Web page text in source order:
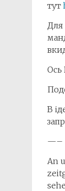
тут
Для
Ось
В
—–
An